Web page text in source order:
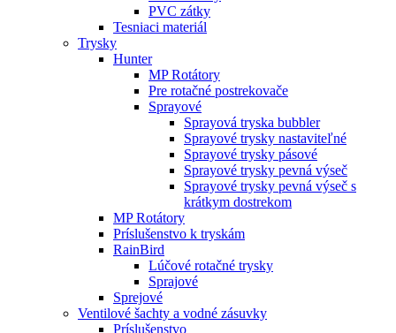
PVC zátky
Tesniaci materiál
Trysky
Hunter
MP Rotátory
Pre rotačné postrekovače
Sprayové
Sprayová tryska bubbler
Sprayové trysky nastaviteľné
Sprayové trysky pásové
Sprayové trysky pevná výseč
Sprayové trysky pevná výseč s
krátkym dostrekom
MP Rotátory
Príslušenstvo k tryskám
RainBird
Lúčové rotačné trysky
Sprajové
Sprejové
Ventilové šachty a vodné zásuvky
Príslušenstvo